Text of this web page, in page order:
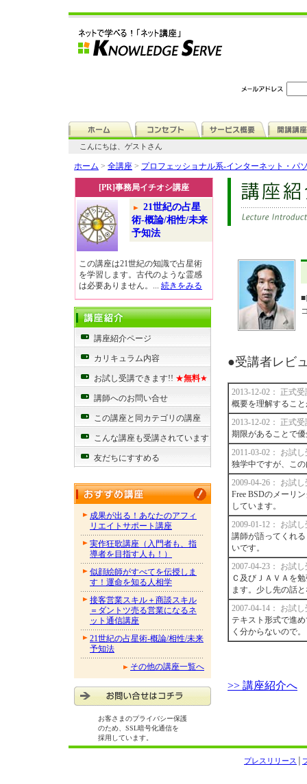
こんにちは、ゲストさん
ホーム > 全講座 > プロフェッショナル系-インターネット・パ
[PR]事務局イチオシ講座
21世紀の占星
術-概論/相性/未来
予知法
この講座は21世紀の知識で占星術
を学習します。古代のような霊感
は必要ありません。... 続きをみる
講座紹介ページ
カリキュラム内容
お試し受講できます!! ★無料★
講師へのお問い合せ
この講座と同カテゴリの講座
こんな講座も受講されています
友だちにすすめる
成果が出る！あなたのアフィ
リエイトサポート講座
実作狂歌講座（入門者も、指
導者を目指す人も！）
似顔絵師がすべてを伝授しま
す！運命を知る人相学
接客営業スキル＋商談スキル
＝ダントツ売る営業になるネ
ット通信講座
21世紀の占星術-概論/相性/未来
予知法
その他の講座一覧へ
お客さまのプライバシー保護
のため、SSL暗号化通信を
採用しています。
■
●受講者レビ
2013-12-02： 正式
概要を理解するこ
2013-12-02： 正式
期限があることで
2011-03-02： お試
独学中ですが、こ
2009-04-26： お試
Free BSDのメーリ
しています。
2009-01-12： お試
講師が語ってくれ
いです。
2007-04-23： お試
Ｃ及びＪＡＶＡを
ます。少し先の話
2007-04-14： お試
テキスト形式で進
く分からないので。
>> 講座紹介へ
プレスリリース